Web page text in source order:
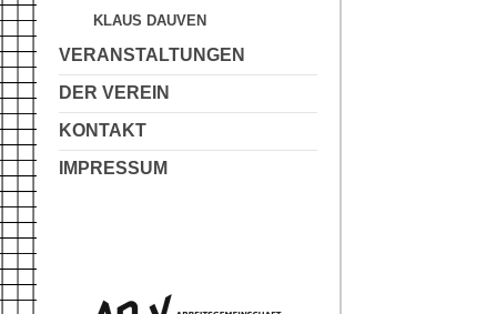
KLAUS DAUVEN
VERANSTALTUNGEN
DER VEREIN
KONTAKT
IMPRESSUM